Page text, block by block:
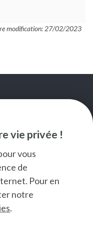
vie privée !
vous
de
Pour en
notre
.
dans une
modification: 27/02/2023